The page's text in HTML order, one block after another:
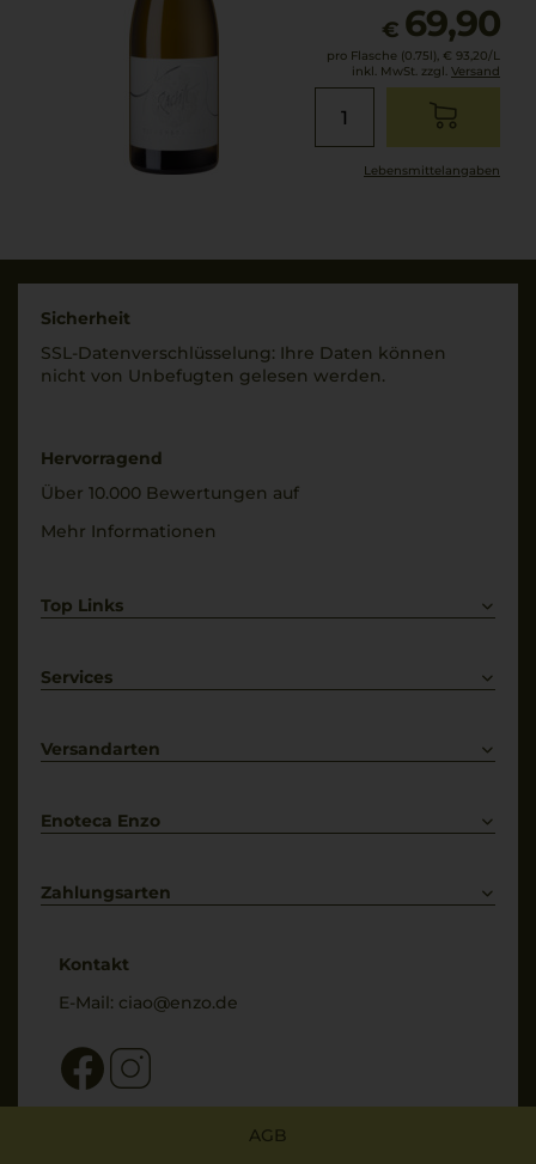
€ 69,90
pro Flasche (0.75l), € 93,20/L
inkl. MwSt. zzgl. Versand
Lebensmittel­angaben
Sicherheit
SSL-Daten­verschlüs­selung: Ihre Daten können
nicht von Unbe­fugten gelesen werden.
Hervorragend
Über 10.000 Bewertungen auf
Mehr Informationen
Top Links
Weißwein
Services
Kontakt
Versandarten
Enoteca Enzo
Bewertungs-Richtlinien
Zahlungsarten
Kontakt
E-Mail: ciao@enzo.de
AGB